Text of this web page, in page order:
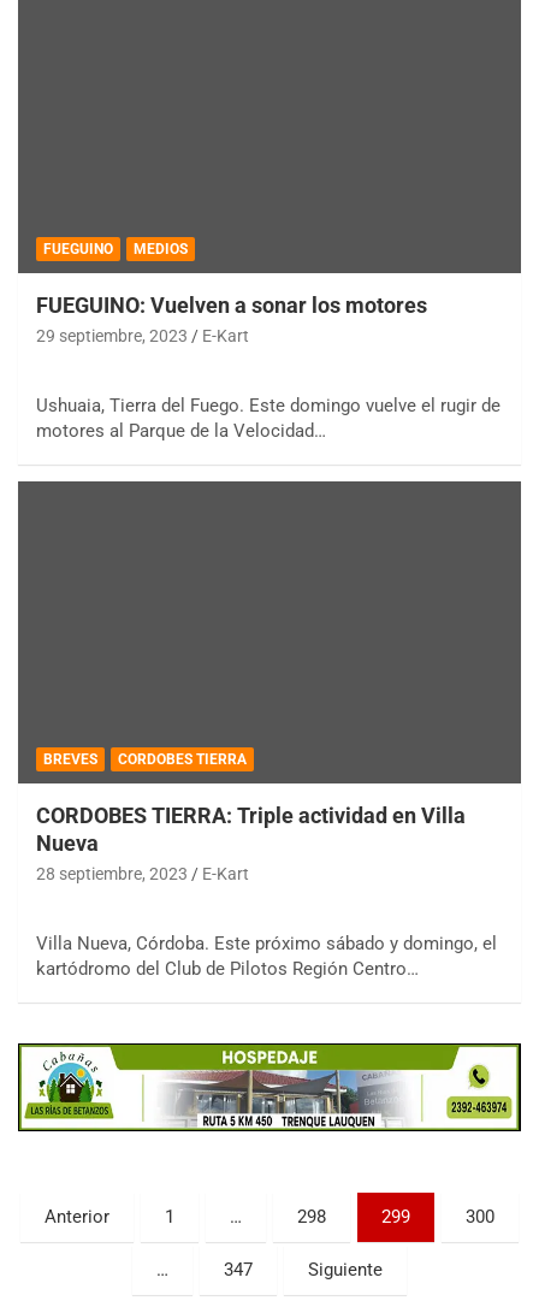
FUEGUINO MEDIOS
FUEGUINO: Vuelven a sonar los motores
29 septiembre, 2023 E-Kart
Ushuaia, Tierra del Fuego. Este domingo vuelve el rugir de
motores al Parque de la Velocidad…
BREVES CORDOBES TIERRA
CORDOBES TIERRA: Triple actividad en Villa
Nueva
28 septiembre, 2023 E-Kart
Villa Nueva, Córdoba. Este próximo sábado y domingo, el
kartódromo del Club de Pilotos Región Centro…
Paginación
de
entradas
Anterior 1 … 298 299 300
… 347 Siguiente
COBERTURA ESPECIAL DE E-KART.COM.AR
08/09-AGO
IAME SERIES ARGENTINA 6
Ramiro Tot (Asfalto)
Baradero (Buenos Aires)
KDO - F6
ENTRERRIANO - F6 (POSTERGADA)
Villaguay (Entre Ríos)